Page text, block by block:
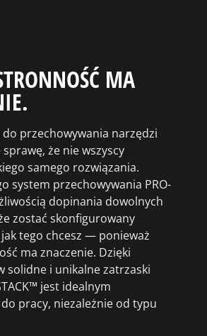
MA
przechowywania narzędzi
że nie wszyscy
samego rozwiązania.
system przechowywania PRO-
dopinania dowolnych
zostać skonfigurowany
jak tego chcesz — ponieważ
ma znaczenie. Dzięki
solidne i unikalne zatrzaski
jest idealnym
pracy, niezależnie od typu